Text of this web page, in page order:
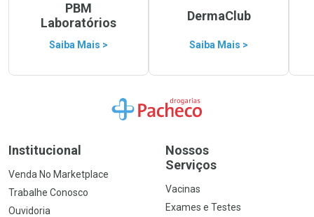
PBM
Laboratórios
Saiba Mais >
DermaClub
Saiba Mais >
Ir para a Home
Institucional
Venda No Marketplace
Trabalhe Conosco
Ouvidoria
Nossos
Serviços
Vacinas
Exames e Testes